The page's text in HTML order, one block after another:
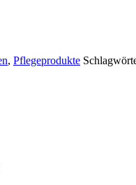
, Pflegeprodukte